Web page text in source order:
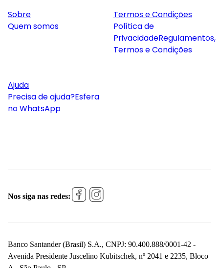
Sobre
Quem somos
Termos e Condições
Política de
PrivacidadeRegulamentos,
Termos e Condições
Ajuda
Precisa de ajuda?Esfera
no WhatsApp
Nos siga nas redes:
Banco Santander (Brasil) S.A., CNPJ: 90.400.888/0001-42 -
Avenida Presidente Juscelino Kubitschek, nº 2041 e 2235, Bloco